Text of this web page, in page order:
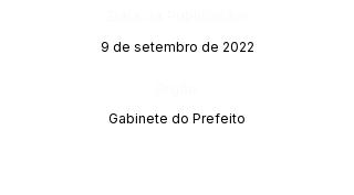
9 de setembro de 2022
Gabinete do Prefeito